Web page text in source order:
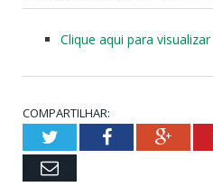
Clique aqui para visualizar
COMPARTILHAR:
TwitterFacebook
Email